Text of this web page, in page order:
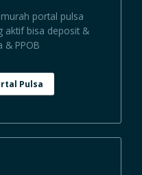
portal pulsa
aktif bisa deposit &
& PPOB
Pulsa